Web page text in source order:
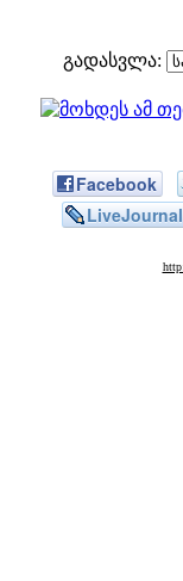
გადასვლა:
Facebook
LiveJournal